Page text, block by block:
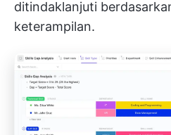
ditindaklanjuti
keterampilan.